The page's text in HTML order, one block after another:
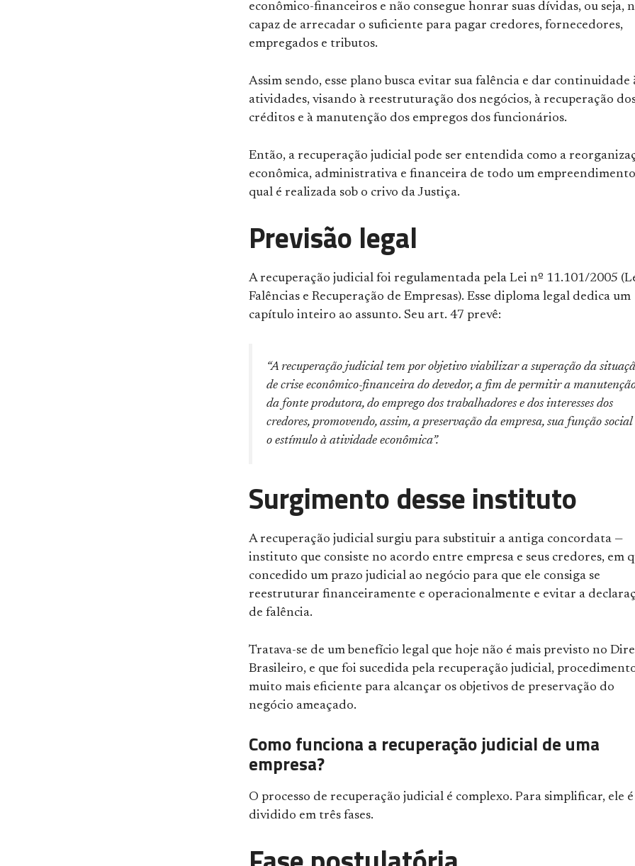
econômico-financeiros e não consegue honrar suas dívidas, ou seja,
capaz de arrecadar o suficiente para pagar credores, fornecedores,
empregados e tributos.
Assim sendo, esse plano busca evitar sua falência e dar continuidade
atividades, visando à reestruturação dos negócios, à recuperação
créditos e à manutenção dos empregos dos funcionários.
Então, a recuperação judicial pode ser entendida como a
econômica, administrativa e financeira de todo um
qual é realizada sob o crivo da Justiça.
Previsão legal
A recuperação judicial foi regulamentada pela Lei nº 11.101/2005
Falências e Recuperação de Empresas). Esse diploma legal dedica um
capítulo inteiro ao assunto. Seu art. 47 prevê:
“A recuperação judicial tem por objetivo viabilizar a superação da
de crise econômico-financeira do devedor, a fim de permitir a
da fonte produtora, do emprego dos trabalhadores e dos interesses dos
credores, promovendo, assim, a preservação da empresa, sua função social
o estímulo à atividade econômica”.
Surgimento desse instituto
A recuperação judicial surgiu para substituir a antiga concordata —
instituto que consiste no acordo entre empresa e seus credores, em
concedido um prazo judicial ao negócio para que ele consiga se
reestruturar financeiramente e operacionalmente e evitar a
de falência.
Tratava-se de um benefício legal que hoje não é mais previsto no
Brasileiro, e que foi sucedida pela recuperação judicial,
muito mais eficiente para alcançar os objetivos de preservação do
negócio ameaçado.
Como funciona a recuperação judicial de uma
empresa?
O processo de recuperação judicial é complexo. Para simplificar, ele é
dividido em três fases.